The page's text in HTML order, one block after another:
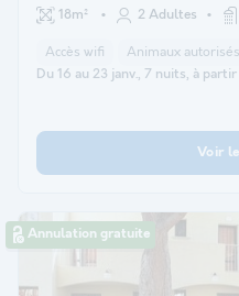
18m² 2 Adultes
Accès wifi Animaux
Du 16 au 23 janv., 7 nuits, à partir
Voir
Annulation gratuite